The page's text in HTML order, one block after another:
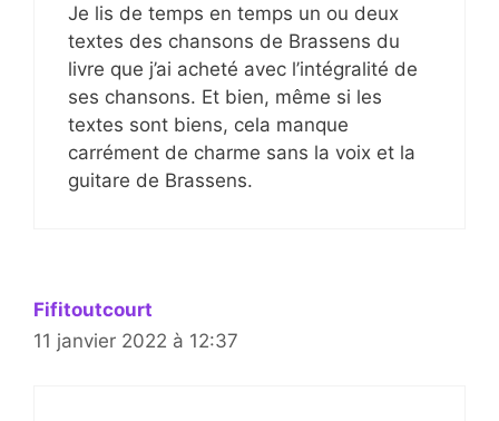
Je lis de temps en temps un ou deux
textes des chansons de Brassens du
livre que j’ai acheté avec l’intégralité de
ses chansons. Et bien, même si les
textes sont biens, cela manque
carrément de charme sans la voix et la
guitare de Brassens.
Fifitoutcourt
11 janvier 2022 à 12:37